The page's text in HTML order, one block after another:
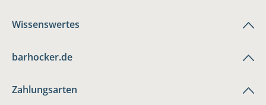
Wissenswertes
barhocker.de
Zahlungsarten